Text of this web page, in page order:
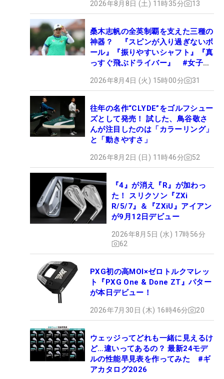
2026年8月8日 (土) 11時35分 13
桑木志帆の全英制覇を支えた三種の
神器？ 『スピンが入り過ぎないボ
ール』『振りやすいシャフト』『真
っすぐ飛ぶドライバー』 #女子プ
2026年8月4日 (火) 15時00分 31
往年の名作“CLYDE”をゴルフシュー
ズとして発売！ 試した、鳥谷敬さ
んが注目したのは「カラーリング」
と「動きやすさ」
2026年8月2日 (日) 11時46分 52
『4』が消え『R』が加わっ
た！ スリクソン『ZXi
R/5/7』＆『ZXiU』アイアン
が9月12日デビュー
2026年8月5日 (水) 17時56分
62
PXG初の高MOI×ゼロトルクマレッ
ト『PXG One & Done ZT』パター
が本日デビュー！
2026年7月30日 (木) 16時46分 20
ウェッジってどれも一緒に見えるけ
ど…違いってあるの？ 最新24モデ
ルの性能早見表を作ってみた #ギ
アカタログ2026